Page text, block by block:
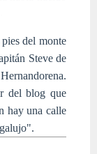
del monte
Steve de
del blog que
hay una calle